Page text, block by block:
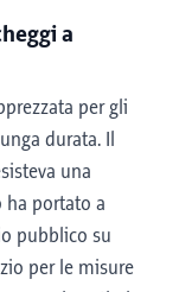
a
per gli
durata. Il
una
ha portato a
pubblico su
per le misure